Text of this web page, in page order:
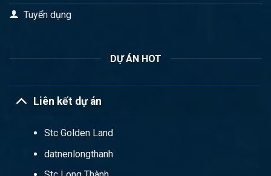
Tuyển dụng
DỰ ÁN HOT
Liên kết dự án
Stc Golden Land
datnenlongthanh